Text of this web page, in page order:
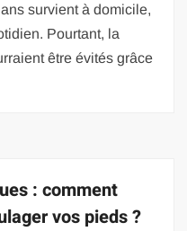
survient à domicile,
Pourtant, la
être évités grâce
: comment
vos pieds ?